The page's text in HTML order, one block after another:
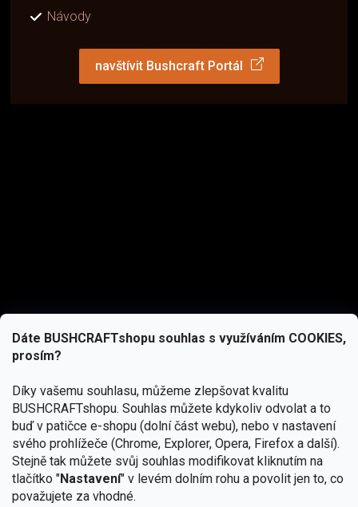
Dáte BUSHCRAFTshopu souhlas s využíváním COOKIES,
prosím?
Díky vašemu souhlasu, můžeme zlepšovat kvalitu
BUSHCRAFTshopu. Souhlas můžete kdykoliv odvolat a to
buď v patičce e-shopu (dolní část webu), nebo v nastavení
svého prohlížeče (Chrome, Explorer, Opera, Firefox a další).
Stejně tak můžete svůj souhlas modifikovat kliknutím na
tlačítko "Nastavení" v levém dolním rohu a povolit jen to, co
považujete za vhodné.
Návody
navštívit Bushcraft Portál